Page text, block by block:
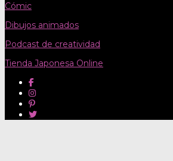
Cómic
Dibujos animados
Podcast de creatividad
Tienda Japonesa Online